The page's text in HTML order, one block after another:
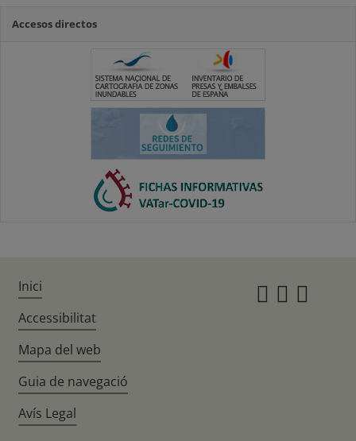
Accesos directos
Inici
Accessibilitat
Mapa del web
Guia de navegació
Avís Legal